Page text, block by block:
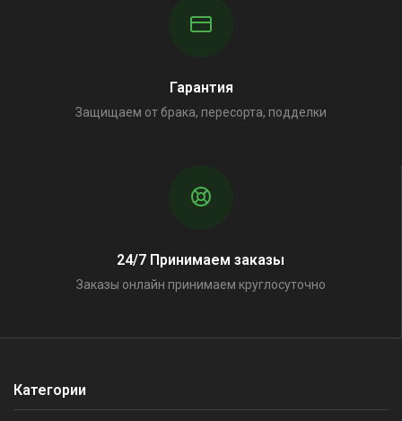
Гарантия
Защищаем от брака, пересорта, подделки
24/7 Принимаем заказы
Заказы онлайн принимаем круглосуточно
Категории